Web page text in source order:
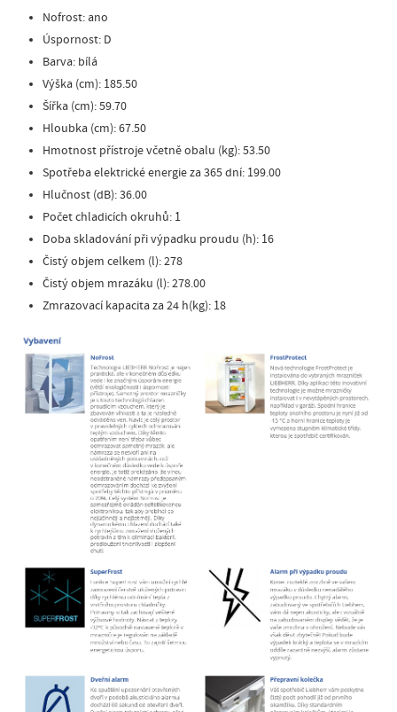
Nofrost: ano
Úspornost: D
Barva: bílá
Výška (cm): 185.50
Šířka (cm): 59.70
Hloubka (cm): 67.50
Hmotnost přístroje včetně obalu (kg): 53.50
Spotřeba elektrické energie za 365 dní: 199.00
Hlučnost (dB): 36.00
Počet chladicích okruhů: 1
Doba skladování při výpadku proudu (h): 16
Čistý objem celkem (l): 278
Čistý objem mrazáku (l): 278.00
Zmrazovací kapacita za 24 h(kg): 18